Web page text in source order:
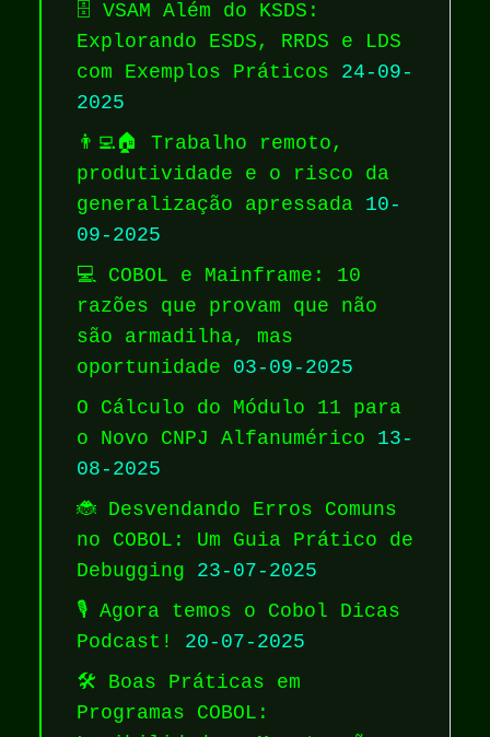
🗄️ VSAM Além do KSDS:
Explorando ESDS, RRDS e LDS
com Exemplos Práticos
24-09-
2025
👨‍💻🏠 Trabalho remoto,
produtividade e o risco da
generalização apressada 10-
09-2025
💻 COBOL e Mainframe: 10
razões que provam que não
são armadilha, mas
oportunidade
03-09-2025
O Cálculo do Módulo 11 para
o Novo CNPJ Alfanumérico
13-
08-2025
🐞 Desvendando Erros Comuns
no COBOL: Um Guia Prático de
Debugging
23-07-2025
🎙️ Agora temos o Cobol Dicas
Podcast!
20-07-2025
🛠️ Boas Práticas em
Programas COBOL: